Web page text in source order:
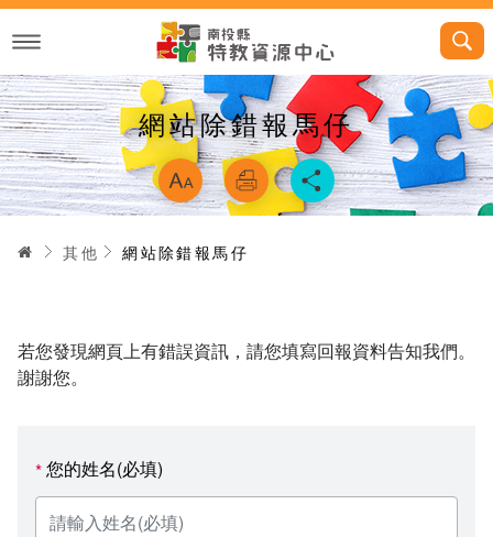
跳
主
內
容
網站除錯報馬仔 略過字型切換
首頁其他 網站除錯報馬仔
若您發現網頁上有錯誤資訊，請您填寫回報資料告知我們。
謝謝您。
*您的姓名(必填)